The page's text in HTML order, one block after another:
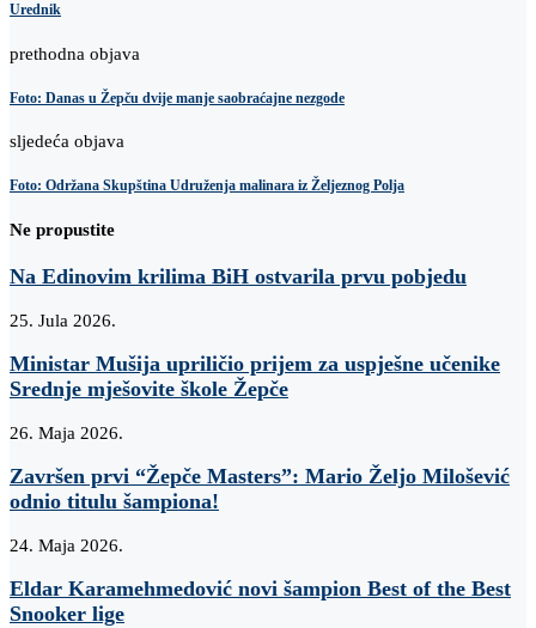
Urednik
prethodna objava
Foto: Danas u Žepču dvije manje saobraćajne nezgode
sljedeća objava
Foto: Održana Skupština Udruženja malinara iz Željeznog Polja
Ne propustite
Na Edinovim krilima BiH ostvarila prvu pobjedu
25. Jula 2026.
Ministar Mušija upriličio prijem za uspješne učenike
Srednje mješovite škole Žepče
26. Maja 2026.
Završen prvi “Žepče Masters”: Mario Željo Milošević
odnio titulu šampiona!
24. Maja 2026.
Eldar Karamehmedović novi šampion Best of the Best
Snooker lige